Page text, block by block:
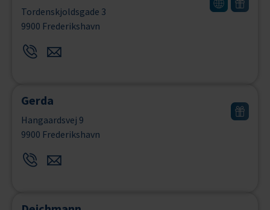
Tordenskjoldsgade 3
9900 Frederikshavn
Gerda
Hangaardsvej 9
9900 Frederikshavn